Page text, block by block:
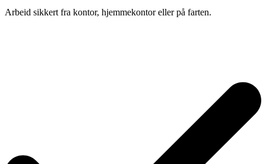
Arbeid sikkert fra kontor, hjemmekontor eller på farten.